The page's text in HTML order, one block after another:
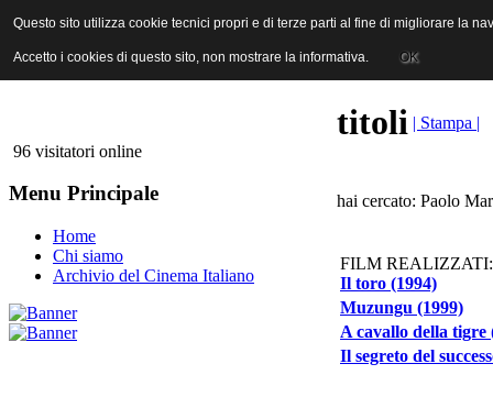
ANICA | Associazione Nazionale Industrie Cinematografiche
96 visitatori online
Menu Principale
Home
Chi siamo
Archivio del Cinema Italiano
titoli | Stampa |
hai cercato: Paolo
FILM REALIZZATI:
Il toro (1994)
Muzungu (1999)
A cavallo della tigre
Il segreto del
Questo sito utilizza cookie tecnici propri e di terze parti al fine di migliorare la
Accetto i cookies di questo sito, non mostrare la informativa. OK
Questo sito utilizza cookie tecnici propri e di terze parti al fine di migliorare la
Accetto i cookies di questo sito, non mostrare la informativa. OK